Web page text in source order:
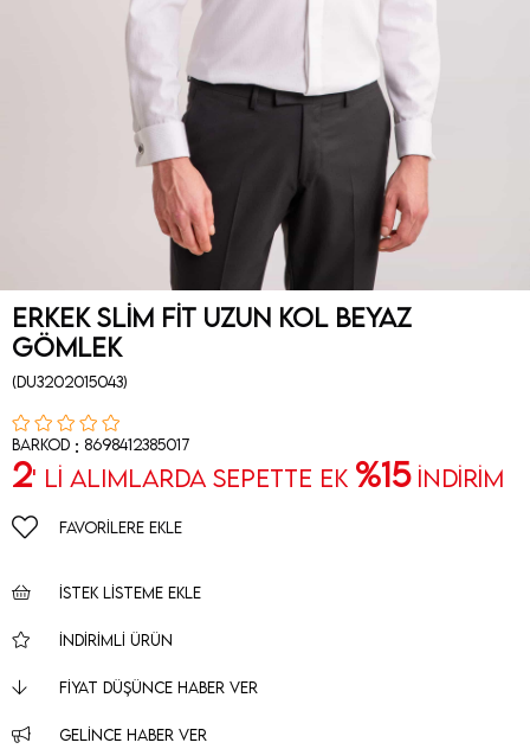
Erkek Slim Fit Uzun Kol Beyaz
Gömlek
(DU3202015043)
Barkod : 8698412385017
2' Lİ ALIMLARDA SEPETTE EK %15İNDİRİM
FAVORILERE EKLE
İSTEK LISTEME EKLE
İNDIRIMLI ÜRÜN
FIYAT DÜŞÜNCE HABER VER
GELINCE HABER VER